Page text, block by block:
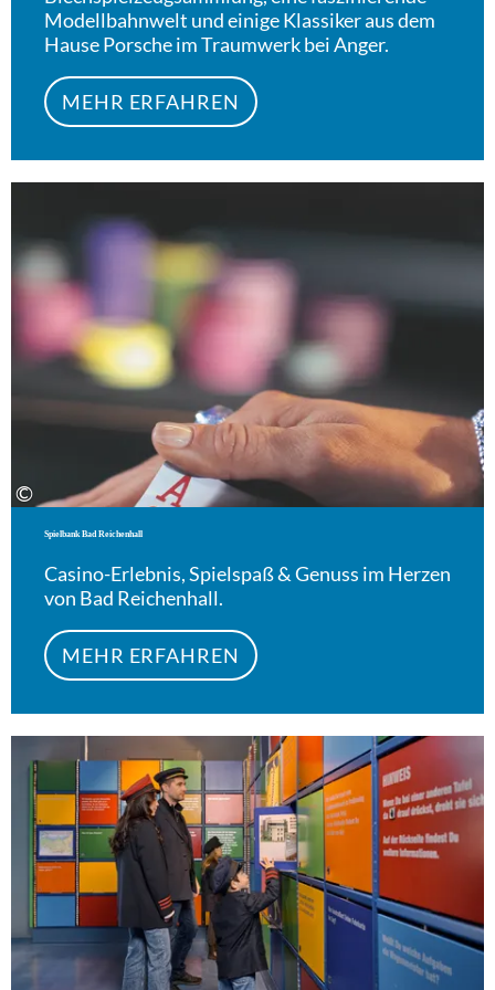
Modellbahnwelt und einige Klassiker aus dem
Hause Porsche im Traumwerk bei Anger.
MEHR ERFAHREN
©
Spielbank Bad Reichenhall
Casino-Erlebnis, Spielspaß & Genuss im Herzen
von Bad Reichenhall.
MEHR ERFAHREN